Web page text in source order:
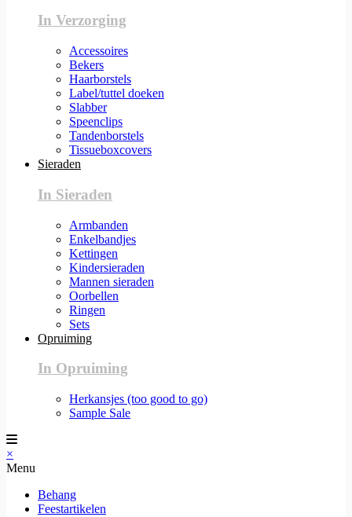
In Verzorging
Accessoires
Bekers
Haarborstels
Label/tuttel doeken
Slabber
Speenclips
Tandenborstels
Tissueboxcovers
Sieraden
In Sieraden
Armbanden
Enkelbandjes
Kettingen
Kindersieraden
Mannen sieraden
Oorbellen
Ringen
Sets
Opruiming
In Opruiming
Herkansjes (too good to go)
Sample Sale
×
Menu
Behang
Feestartikelen